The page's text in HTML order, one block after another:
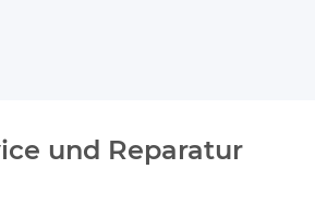
und Reparatur